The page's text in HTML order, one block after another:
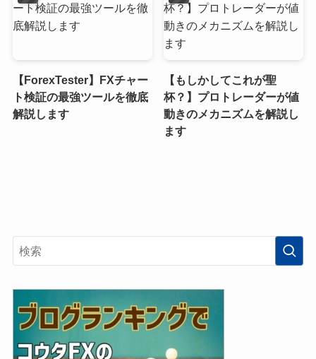
【ForexTester】FXチャー
ト検証の最強ツールを徹底
解説します
【もしかしてこれが聖
杯？】プロトレーダーが値
動きのメカニズムを解説し
ます